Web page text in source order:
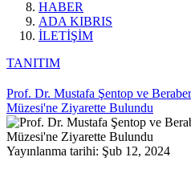
HABER
ADA KIBRIS
İLETİŞİM
TANITIM
Prof. Dr. Mustafa Şentop ve
Müzesi'ne Ziyarette Bulundu
Yayınlanma tarihi: Şub 12, 2024